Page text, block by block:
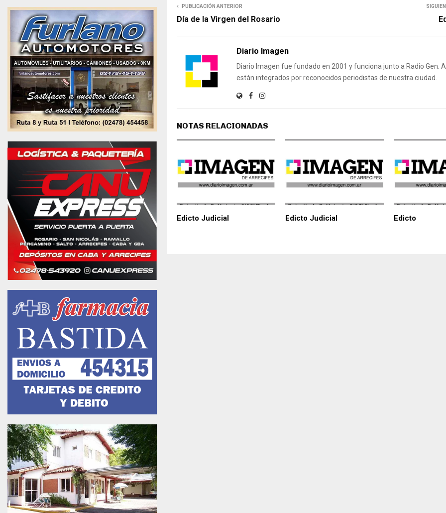
PUBLICACIÓN ANTERIOR
Día de la Virgen del Rosario
Diario Imagen
Diario Imagen fue fundado en 2001 y funciona junto a Radio Gen.
están integrados por reconocidos periodistas de nuestra ciudad.
NOTAS RELACIONADAS
Edicto Judicial Edicto Judicial Edicto